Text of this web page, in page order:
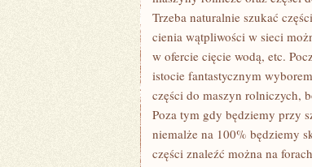
Trzeba naturalnie szukać
cienia wątpliwości w sieci
w ofercie cięcie wodą, etc.
istocie fantastycznym
części do maszyn rolniczych,
Poza tym gdy będziemy przy
niemalże na 100% będziemy
części znaleźć można na